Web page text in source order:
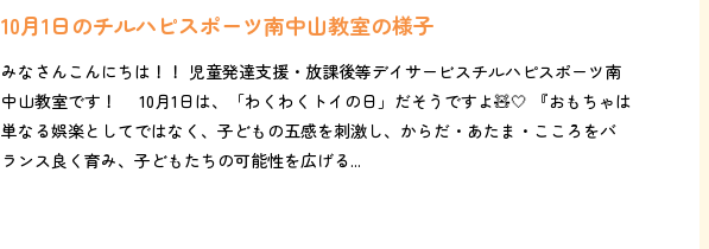
10月1日のチルハピスポーツ南中山教室の様子
みなさんこんにちは！！ 児童発達支援・放課後等デイサービスチルハピスポーツ南
中山教室です！ 10月1日は、「わくわくトイの日」だそうですよ🧸🤍 『おもちゃは
単なる娯楽としてではなく、子どもの五感を刺激し、からだ・あたま・こころをバ
ランス良く育み、子どもたちの可能性を広げる...